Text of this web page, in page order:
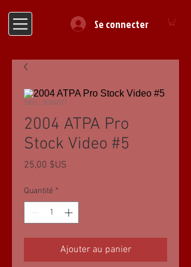
Se connecter
SKU : 2004071
2004 ATPA Pro
Stock Video #5
25,00 $US
Quantité *
Ajouter au panier